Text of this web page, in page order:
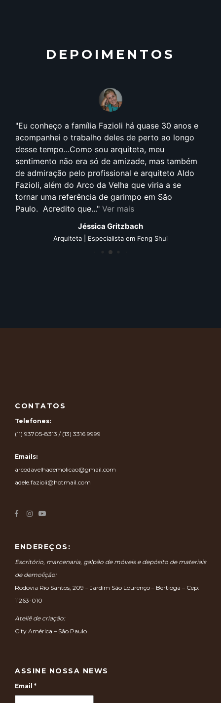
DEPOIMENTOS
Eu conheço a família Fazioli há quase 30 anos e
acompanhei o trabalho deles de perto ao longo
desse tempo...Como sou arquiteta, meu
sentimento não era só de amizade, mas também
de admiração pelo profissional e arquiteto Aldo
Fazioli, além do Arco da Velha que viria a se
tornar uma referência de garimpo em São
Paulo. Acredito que... Ver mais
Jéssica Gritzbach
Arquiteta | Especialista em Feng Shui
CONTATOS
Telefones:
(11) 93705-8313 / (13) 3316 9999
Emails:
arcodavelhademolicao@gmail.com
adele.fazioli@hotmail.com
ENDEREÇOS:
Escritório, marcenaria, galpão de móveis e depósito de materiais
de demolição:
Rodovia Rio Santos, 209 – Jardim São Lourenço – Bertioga – Cep:
11263-010
Ateliê de criação:
City América – São Paulo
ASSINE NOSSA NEWS
Email *